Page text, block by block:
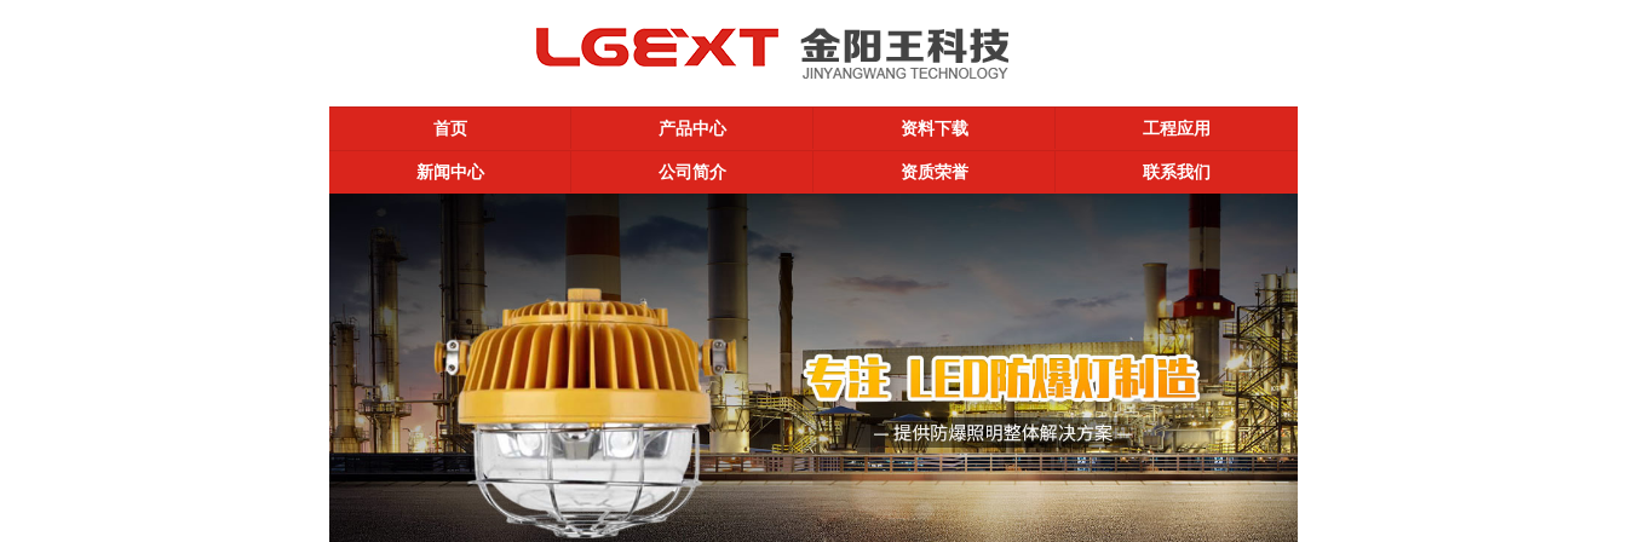
首页 产品中心 资料下载 工程应用
新闻中心 公司简介 资质荣誉 联系我们